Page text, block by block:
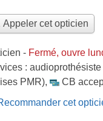
Appeler cet opticien
- Fermé, ouvre
: audioprothésiste
PMR), CB
cet